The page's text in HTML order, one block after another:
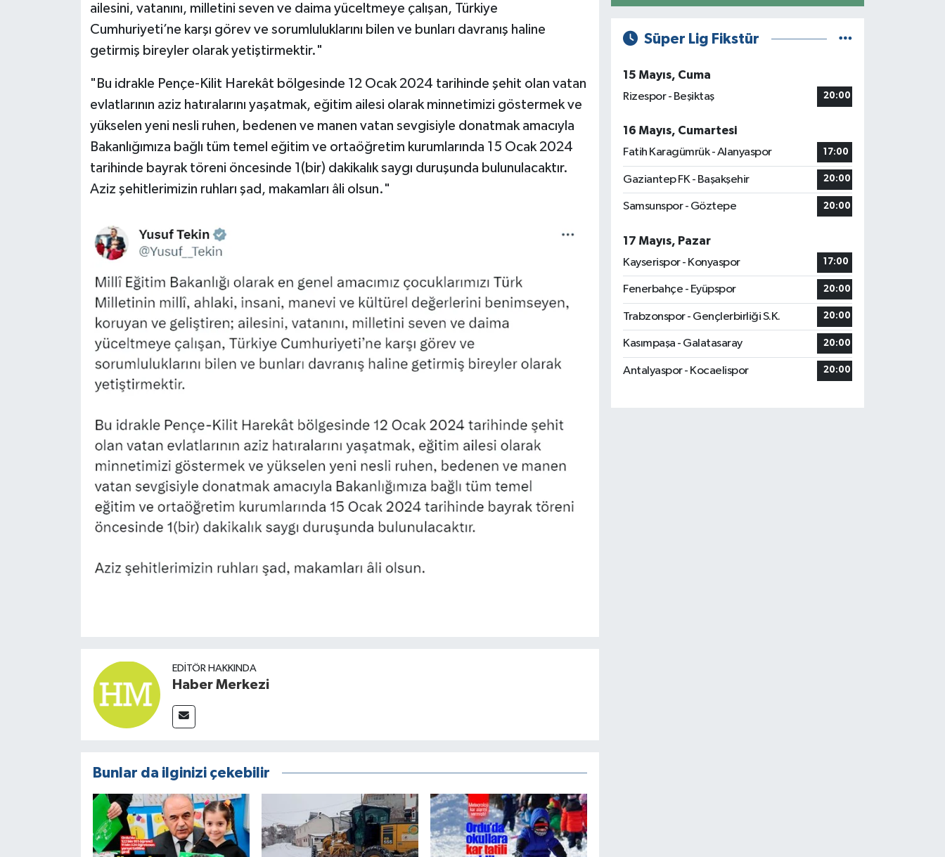
ailesini, vatanını, milletini seven ve daima yüceltmeye çalışan, Türkiye
Cumhuriyeti’ne karşı görev ve sorumluluklarını bilen ve bunları davranış haline
getirmiş bireyler olarak yetiştirmektir."
"Bu idrakle Pençe-Kilit Harekât bölgesinde 12 Ocak 2024 tarihinde şehit olan vatan
evlatlarının aziz hatıralarını yaşatmak, eğitim ailesi olarak minnetimizi göstermek ve
yükselen yeni nesli ruhen, bedenen ve manen vatan sevgisiyle donatmak amacıyla
Bakanlığımıza bağlı tüm temel eğitim ve ortaöğretim kurumlarında 15 Ocak 2024
tarihinde bayrak töreni öncesinde 1(bir) dakikalık saygı duruşunda bulunulacaktır.
Aziz şehitlerimizin ruhları şad, makamları âli olsun."
EDITÖR HAKKINDA
Haber Merkezi
Bunlar da ilginizi çekebilir
Süper Lig Fikstür
15 Mayıs, Cuma
Rizespor - Beşiktaş
20:00
16 Mayıs, Cumartesi
Fatih Karagümrük - Alanyaspor
17:00
Gaziantep FK - Başakşehir 20:00
Samsunspor - Göztepe 20:00
17 Mayıs, Pazar
Kayserispor - Konyaspor
17:00
Fenerbahçe - Eyüpspor 20:00
Trabzonspor - Gençlerbirliği S.K. 20:00
Kasımpaşa - Galatasaray 20:00
Antalyaspor - Kocaelispor 20:00